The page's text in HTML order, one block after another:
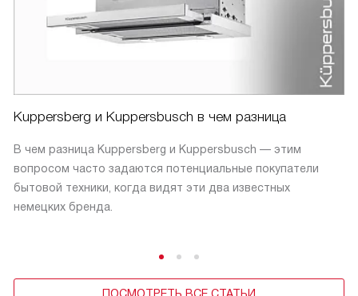
Kuppersberg и Kuppersbusch в чем разница
В чем разница Kuppersberg и Kuppersbusch — этим
вопросом часто задаются потенциальные покупатели
бытовой техники, когда видят эти два известных
немецких бренда.